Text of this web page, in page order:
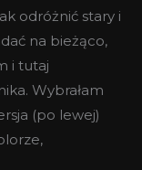
odróżnić stary i
na bieżąco,
i tutaj
Wybrałam
(po lewej)